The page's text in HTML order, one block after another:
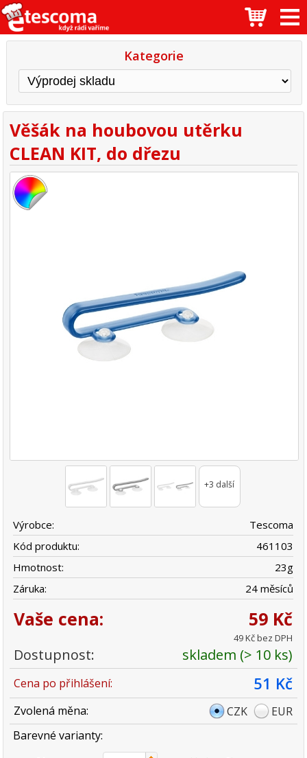
Kategorie
Věšák na houbovou utěrku
CLEAN KIT, do dřezu
+3 další
Výrobce:
Tescoma
Kód produktu:
461103
Hmotnost:
23g
Záruka:
24 měsíců
Vaše cena: 59 Kč
49 Kč bez DPH
Dostupnost: skladem (> 10 ks)
Cena po přihlášení: 51 Kč
Zvolená měna: CZK
EUR
Barevné varianty: